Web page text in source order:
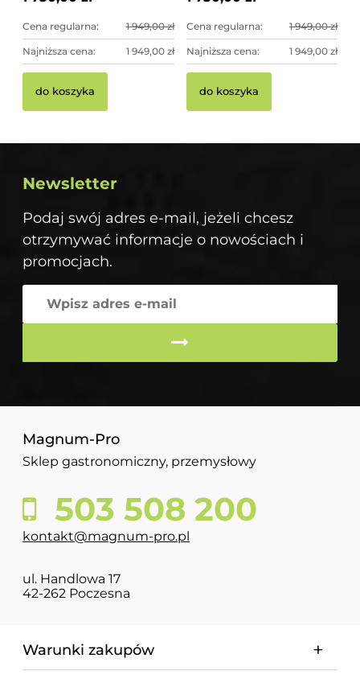
Cena regularna: 1 949,00 zł
Najniższa cena: 1 949,00 zł
do koszyka
Cena regularna: 1 949,00 zł
Najniższa cena: 1 949,00 zł
do koszyka
Newsletter
Podaj swój adres e-mail, jeżeli chcesz
otrzymywać informacje o nowościach i
promocjach.
Magnum-Pro
Sklep gastronomiczny, przemysłowy
503 508 200
kontakt@magnum-pro.pl
ul. Handlowa 17
42-262 Poczesna
Warunki zakupów